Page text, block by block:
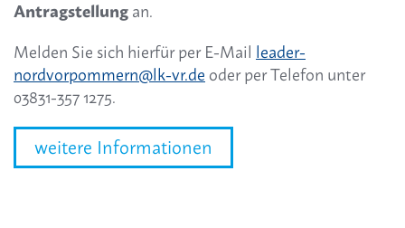
Antragstellung an.
Melden Sie sich hierfür per E-Mail leader-
nordvorpommern@lk-vr.de oder per Telefon unter
03831-357 1275.
weitere Informationen